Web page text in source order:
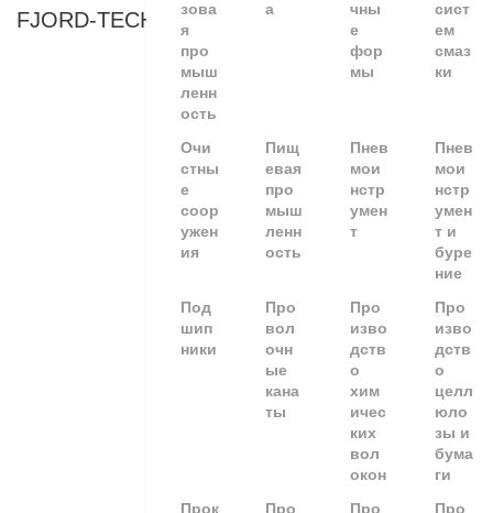
FJORD-TECHNOLOGY
зова
я
про
мыш
ленн
ость
а
чны
е
фор
мы
сист
ем
смаз
ки
Очи
стны
е
соор
ужен
ия
Пищ
евая
про
мыш
ленн
ость
Пнев
мои
нстр
умен
т
Пнев
мои
нстр
умен
т и
буре
ние
Под
шип
ники
Про
вол
очн
ые
кана
ты
Про
изво
дств
о
хим
ичес
ких
вол
окон
Про
изво
дств
о
целл
юло
зы и
бума
ги
Прок Про Про Про